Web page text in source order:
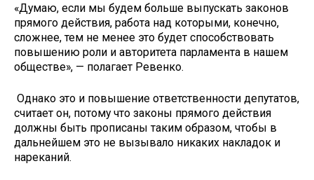
«Думаю, если мы будем больше выпускать законов
прямого действия, работа над которыми, конечно,
сложнее, тем не менее это будет способствовать
повышению роли и авторитета парламента в нашем
обществе», — полагает Ревенко.
Однако это и повышение ответственности депутатов,
считает он, потому что законы прямого действия
должны быть прописаны таким образом, чтобы в
дальнейшем это не вызывало никаких накладок и
нареканий.